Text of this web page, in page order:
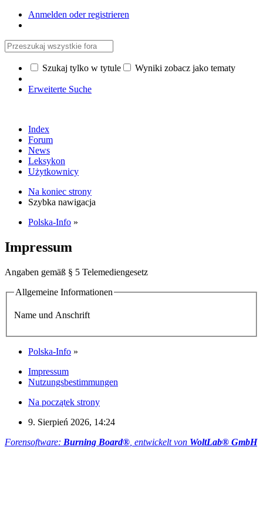
Anmelden oder registrieren
Szukaj tylko w tytule Wyniki zobacz jako tematy
Erweiterte Suche
Index
Forum
News
Leksykon
Użytkownicy
Na koniec strony
Szybka nawigacja
Polska-Info »
Impressum
Angaben gemäß § 5 Telemediengesetz
Allgemeine Informationen
Name und Anschrift
Polska-Info »
Impressum
Nutzungsbestimmungen
Na początek strony
9. Sierpień 2026, 14:24
Forensoftware: Burning Board®, entwickelt von WoltLab® GmbH